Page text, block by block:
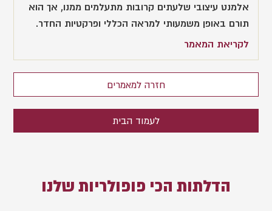
אלמנט עיצובי שלעתים קרובות מתעלמים ממנו, אך הוא
תורם באופן משמעותי למראה הכללי ופרקטיות החדר.
לקריאת המאמר
חזרה למאמרים
לעמוד הבית
הדלתות הכי פופולריות שלנו